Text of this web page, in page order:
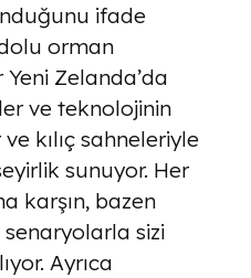
ifade
orman
Zelanda’da
ve teknolojinin
kılıç sahneleriyle
sunuyor. Her
karşın, bazen
senaryolarla sizi
Ayrıca